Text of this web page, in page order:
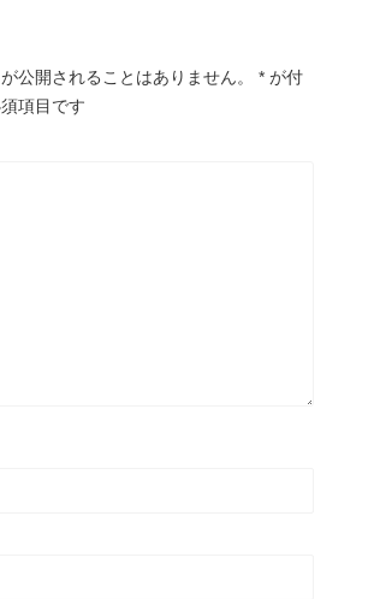
公開されることはありません。 * が付
項目です